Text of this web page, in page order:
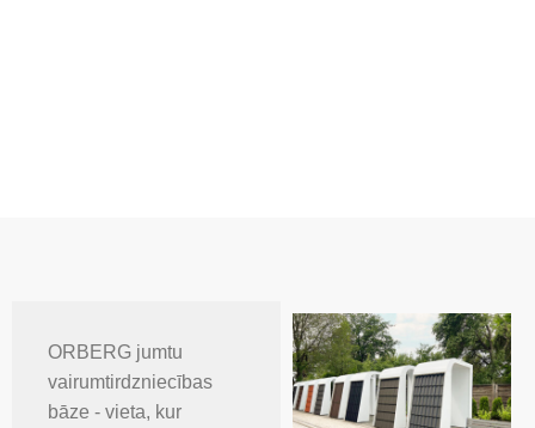
ORBERG jumtu
vairumtirdzniecības
bāze - vieta, kur